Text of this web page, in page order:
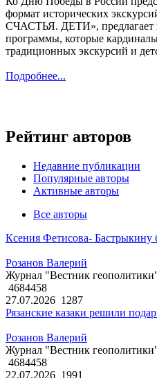
формат исторических
СЧАСТЬЯ. ДЕТИ», предлагает
программы, которые
традиционных экскурсий и
Подробнее...
Рейтинг авторов
Недавние публикации
Популярные авторы
Активные авторы
Все авторы
Ксения Фетисова- Бастрыкину
Розанов Валерий
Журнал "Вестник
4684458
27.07.2026 1287
Рязанские казаки решили
Розанов Валерий
Журнал "Вестник
4684458
22.07.2026 1991